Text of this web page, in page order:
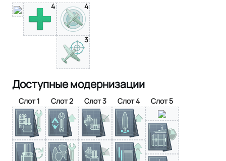
4 4
3
Доступные модернизации
Слот 1 Слот 2 Слот 3 Слот 4 Слот 5